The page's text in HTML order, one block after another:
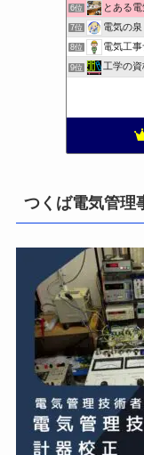
6位 とある
7位 電気の泉
8位 電気工事
9位 工学の
日置空
つくば電気管理